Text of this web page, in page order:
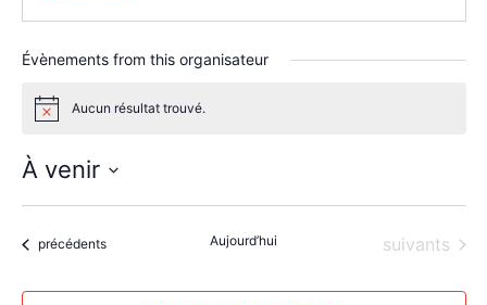
Évènements from this organisateur
NoticeAucun résultat trouvé.
À venir
date.Évènements
précédents Aujourd’hui Évènements
suivants